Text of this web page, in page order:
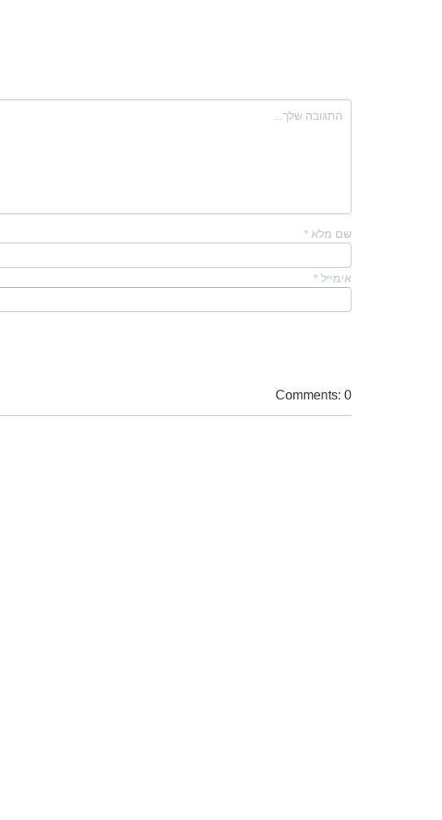
שם מלא *
אימייל *
Comments: 0